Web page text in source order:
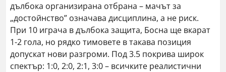
дълбока организирана отбрана – мачът за
„достойнство” означава дисциплина, а не риск.
При 10 играча в дълбока защита, Босна ще вкарат
1-2 гола, но рядко тимовете в такава позиция
допускат нови разгроми. Под 3.5 покрива широк
спектър: 1:0, 2:0, 2:1, 3:0 – всичките реалистични